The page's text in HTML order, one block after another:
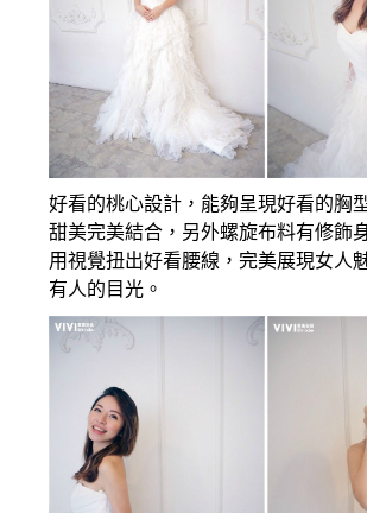
好看的桃心設計，能夠呈現好看的胸
甜美完美結合，另外螺旋布料有修飾
用視覺扭出好看腰線，完美展現女人
有人的目光。